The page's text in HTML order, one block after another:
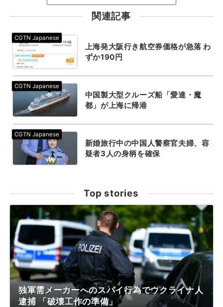
関連記事
上海発大阪行き航空券価格が急落 わ
ずか190円
中国製大型クルーズ船「愛達・魔
都」が上海に帰港
新婚旅行中の中国人警察官夫婦、容
疑者3人の身柄を確保
Top stories
独軍需メーカーへのスパイ行為でウクライナ人
逮捕 「破壊工作の準備」